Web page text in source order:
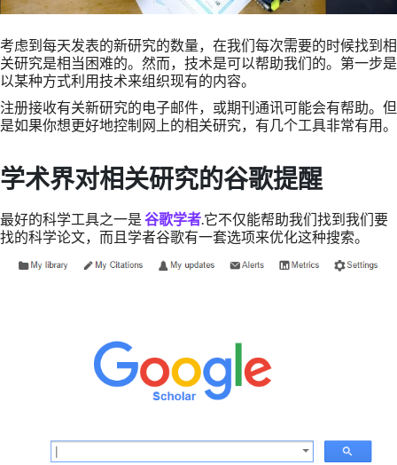
考虑到每天发表的新研究的数量，在我们每次需要的时候找到相
关研究是相当困难的。然而，技术是可以帮助我们的。第一步是
以某种方式利用技术来组织现有的内容。
注册接收有关新研究的电子邮件，或期刊通讯可能会有帮助。但
是如果你想更好地控制网上的相关研究，有几个工具非常有用。
学术界对相关研究的谷歌提醒
最好的科学工具之一是 谷歌学者.它不仅能帮助我们找到我们要
找的科学论文，而且学者谷歌有一套选项来优化这种搜索。